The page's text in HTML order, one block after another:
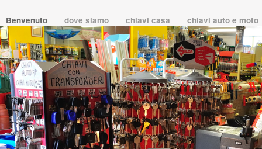
Benvenuto dove siamo chiavi casa chiavi auto e moto